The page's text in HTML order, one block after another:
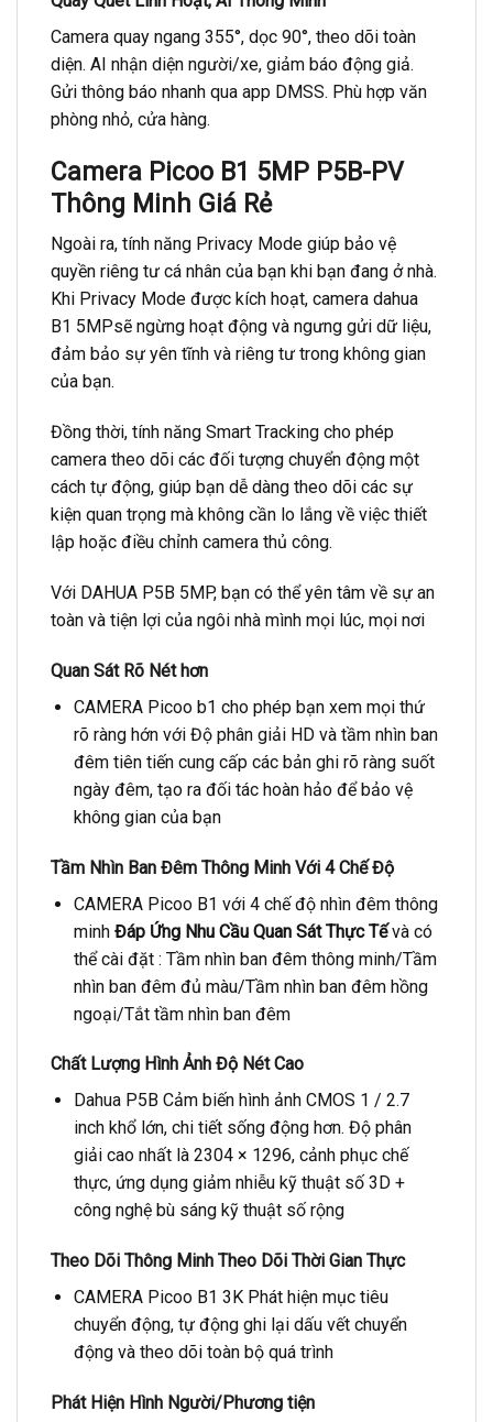
Camera quay ngang 355°, dọc 90°, theo dõi toàn
diện. AI nhận diện người/xe, giảm báo động giả.
Gửi thông báo nhanh qua app DMSS. Phù hợp văn
phòng nhỏ, cửa hàng.
Camera Picoo B1 5MP P5B-PV
Thông Minh Giá Rẻ
Ngoài ra, tính năng Privacy Mode giúp bảo vệ
quyền riêng tư cá nhân của bạn khi bạn đang ở nhà.
Khi Privacy Mode được kích hoạt, camera dahua
B1 5MPsẽ ngừng hoạt động và ngưng gửi dữ liệu,
đảm bảo sự yên tĩnh và riêng tư trong không gian
của bạn.
Đồng thời, tính năng Smart Tracking cho phép
camera theo dõi các đối tượng chuyển động một
cách tự động, giúp bạn dễ dàng theo dõi các sự
kiện quan trọng mà không cần lo lắng về việc thiết
lập hoặc điều chỉnh camera thủ công.
Với DAHUA P5B 5MP, bạn có thể yên tâm về sự an
toàn và tiện lợi của ngôi nhà mình mọi lúc, mọi nơi
Quan Sát Rõ Nét hơn
CAMERA Picoo b1 cho phép bạn xem mọi thứ
rõ ràng hớn với Độ phân giải HD và tầm nhìn ban
đêm tiên tiến cung cấp các bản ghi rõ ràng suốt
ngày đêm, tạo ra đối tác hoàn hảo để bảo vệ
không gian của bạn
Tầm Nhìn Ban Đêm Thông Minh Với 4 Chế Độ
CAMERA Picoo B1 với 4 chế độ nhìn đêm thông
minh Đáp Ứng Nhu Cầu Quan Sát Thực Tếvà có
thể cài đặt : Tầm nhìn ban đêm thông minh/Tầm
nhìn ban đêm đủ màu/Tầm nhìn ban đêm hồng
ngoại/Tắt tầm nhìn ban đêm
Chất Lượng Hình Ảnh Độ Nét Cao
Dahua P5B Cảm biến hình ảnh CMOS 1 / 2.7
inch khổ lớn, chi tiết sống động hơn. Độ phân
giải cao nhất là 2304 × 1296, cảnh phục chế
thực, ứng dụng giảm nhiễu kỹ thuật số 3D +
công nghệ bù sáng kỹ thuật số rộng
Theo Dõi Thông Minh Theo Dõi Thời Gian Thực
CAMERA Picoo B1 3K Phát hiện mục tiêu
chuyển động, tự động ghi lại dấu vết chuyển
động và theo dõi toàn bộ quá trình
Phát Hiện Hình Người/Phương tiện